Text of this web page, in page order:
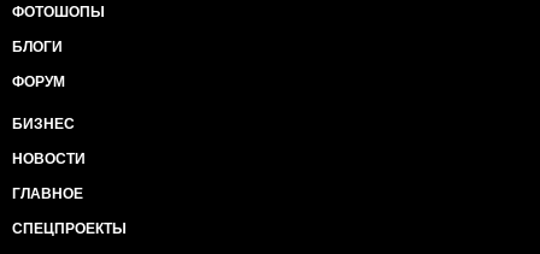
ФОТОШОПЫ
БЛОГИ
ФОРУМ
БИЗНЕС
НОВОСТИ
ГЛАВНОЕ
СПЕЦПРОЕКТЫ